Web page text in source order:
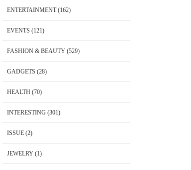
ENTERTAINMENT(162)
EVENTS (121)
FASHION & BEAUTY(529)
GADGETS (28)
HEALTH (70)
INTERESTING (301)
ISSUE(2)
JEWELRY(1)